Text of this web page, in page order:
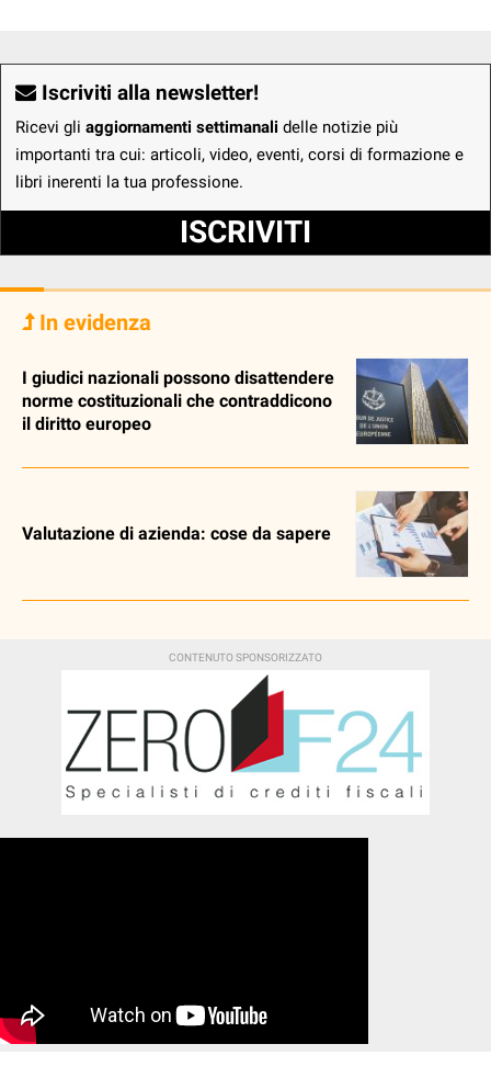
Iscriviti alla newsletter!
Ricevi gli aggiornamenti settimanali delle notizie più
importanti tra cui: articoli, video, eventi, corsi di formazione e
libri inerenti la tua professione.
ISCRIVITI
In evidenza
I giudici nazionali possono disattendere
norme costituzionali che contraddicono
il diritto europeo
Valutazione di azienda: cose da sapere